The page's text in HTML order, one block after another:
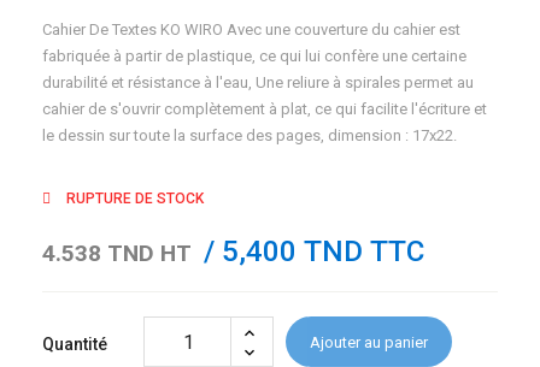
Cahier De Textes KO WIRO Avec une couverture du cahier est
fabriquée à partir de plastique, ce qui lui confère une certaine
durabilité et résistance à l'eau, Une reliure à spirales permet au
cahier de s'ouvrir complètement à plat, ce qui facilite l'écriture et
le dessin sur toute la surface des pages, dimension : 17x22.
RUPTURE DE STOCK
4.538 TND HT / 5,400 TND TTC
Quantité Ajouter au panier